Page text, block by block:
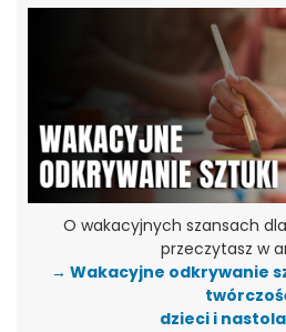
O wakacyjnych szansach
przeczytasz w
→ Wakacyjne odkrywanie
dzieci i